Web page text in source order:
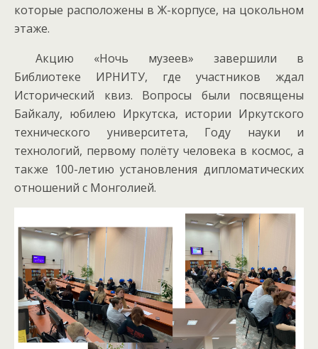
которые расположены в Ж-корпусе, на цокольном
этаже.
Акцию «Ночь музеев» завершили в
Библиотеке ИРНИТУ, где участников ждал
Исторический квиз. Вопросы были посвящены
Байкалу, юбилею Иркутска, истории Иркутского
технического университета, Году науки и
технологий, первому полёту человека в космос, а
также 100-летию установления дипломатических
отношений с Монголией.